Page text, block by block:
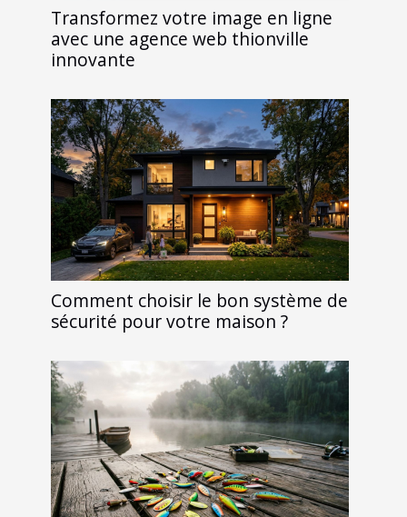
Transformez votre image en ligne
avec une agence web thionville
innovante
Comment choisir le bon système de
sécurité pour votre maison ?